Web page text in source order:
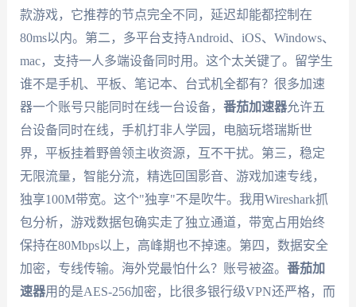
款游戏，它推荐的节点完全不同，延迟却能都控制在
80ms以内。第二，多平台支持Android、iOS、Windows、
mac，支持一人多端设备同时用。这个太关键了。留学生
谁不是手机、平板、笔记本、台式机全都有？很多加速
器一个账号只能同时在线一台设备， 番茄加速器允许五
台设备同时在线，手机打非人学园，电脑玩塔瑞斯世
界，平板挂着野兽领主收资源，互不干扰。第三，稳定
无限流量，智能分流，精选回国影音、游戏加速专线，
独享100M带宽。这个"独享"不是吹牛。我用Wireshark抓
包分析，游戏数据包确实走了独立通道，带宽占用始终
保持在80Mbps以上，高峰期也不掉速。第四，数据安全
加密，专线传输。海外党最怕什么？账号被盗。 番茄加
速器用的是AES-256加密，比很多银行级VPN还严格，而